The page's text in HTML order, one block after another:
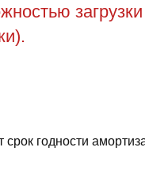
загрузки
годности